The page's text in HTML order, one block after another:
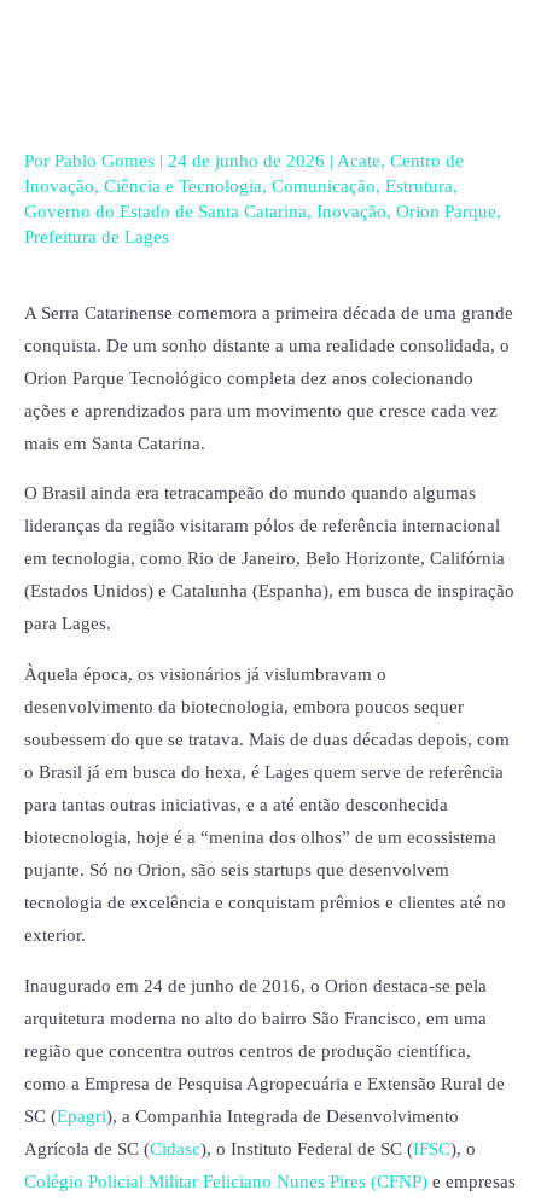
Por Pablo Gomes | 24 de junho de 2026 | Acate, Centro de
Inovação, Ciência e Tecnologia, Comunicação, Estrutura,
Governo do Estado de Santa Catarina, Inovação, Orion Parque,
Prefeitura de Lages
A Serra Catarinense comemora a primeira década de uma grande
conquista. De um sonho distante a uma realidade consolidada, o
Orion Parque Tecnológico completa dez anos colecionando
ações e aprendizados para um movimento que cresce cada vez
mais em Santa Catarina.
O Brasil ainda era tetracampeão do mundo quando algumas
lideranças da região visitaram pólos de referência internacional
em tecnologia, como Rio de Janeiro, Belo Horizonte, Califórnia
(Estados Unidos) e Catalunha (Espanha), em busca de inspiração
para Lages.
Àquela época, os visionários já vislumbravam o
desenvolvimento da biotecnologia, embora poucos sequer
soubessem do que se tratava. Mais de duas décadas depois, com
o Brasil já em busca do hexa, é Lages quem serve de referência
para tantas outras iniciativas, e a até então desconhecida
biotecnologia, hoje é a “menina dos olhos” de um ecossistema
pujante. Só no Orion, são seis startups que desenvolvem
tecnologia de excelência e conquistam prêmios e clientes até no
exterior.
Inaugurado em 24 de junho de 2016, o Orion destaca-se pela
arquitetura moderna no alto do bairro São Francisco, em uma
região que concentra outros centros de produção científica,
como a Empresa de Pesquisa Agropecuária e Extensão Rural de
SC (Epagri), a Companhia Integrada de Desenvolvimento
Agrícola de SC (Cidasc), o Instituto Federal de SC (IFSC), o
Colégio Policial Militar Feliciano Nunes Pires (CFNP) e empresas